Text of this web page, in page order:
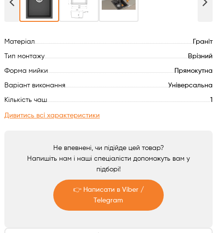
Пральні машини
Холодильне обладнання
Аксесуари
Матеріал Граніт
Тип монтажу Врізний
Форма мийки Прямокутна
Варіант виконання Універсальна
Кількість чаш 1
Дивитись всі характеристики
Не впевнені, чи підійде цей товар?
Напишіть нам і наші спеціалісти допоможуть вам у
підборі!
👉 Написати в Viber /
Telegram